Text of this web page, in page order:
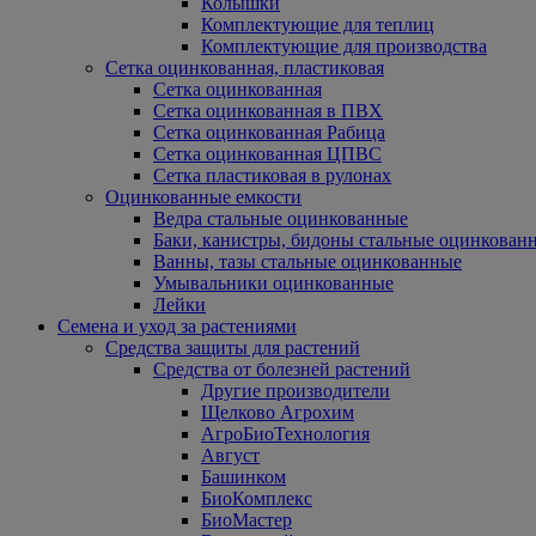
Комплектующие для теплиц
Комплектующие для производства
Сетка оцинкованная, пластиковая
Сетка оцинкованная
Сетка оцинкованная в ПВХ
Сетка оцинкованная Рабица
Сетка оцинкованная ЦПВС
Сетка пластиковая в рулонах
Оцинкованные емкости
Ведра стальные оцинкованные
Баки, канистры, бидоны стальные
Ванны, тазы стальные оцинкованные
Умывальники оцинкованные
Лейки
Семена и уход за растениями
Средства защиты для растений
Средства от болезней растений
Другие производители
Щелково Агрохим
АгроБиоТехнология
Август
Башинком
БиоКомплекс
БиоМастер